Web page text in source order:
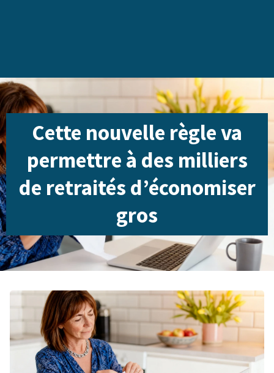
Cette nouvelle règle va
permettre à des milliers
de retraités d’économiser
gros